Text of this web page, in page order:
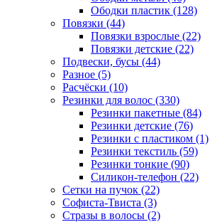
Ободки пластик (128)
Повязки (44)
Повязки взрослые (22)
Повязки детские (22)
Подвески, бусы (44)
Разное (5)
Расчёски (10)
Резинки для волос (330)
Резинки пакетные (84)
Резинки детские (76)
Резинки с пластиком (1)
Резинки текстиль (59)
Резинки тонкие (90)
Силикон-телефон (22)
Сетки на пучок (22)
Софиста-Твиста (3)
Стразы в волосы (2)